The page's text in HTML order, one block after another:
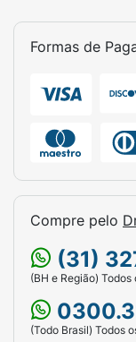
Formas de
Compre pelo
(31)
(BH e Região)
(Todo Brasil) Todos